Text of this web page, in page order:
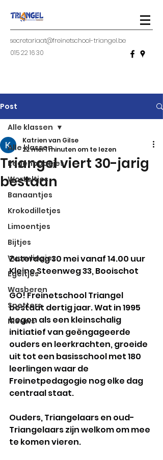
secretariaat@freinetschool-triangel.be
015 22 16 30
Post
Alle klassen
Regenboogjes
Worteltjes
Banaantjes
Krokodilletjes
Limoentjes
Bijtjes
Vuurvliegjes
Egeltjes
Wasberen
Spetters
Nieuws
Alle klassen
Triangel viert 30-jarig
bestaan
Katrien van Gilse
22 mei1 minuten om te lezen
Zaterdag 30 mei vanaf 14.00 uur
Kleine Steenweg 33, Booischot
GO! Freinetschool Triangel
bestaat dertig jaar. Wat in 1995
begon als een kleinschalig
initiatief van geëngageerde
ouders en leerkrachten, groeide
uit tot een basisschool met 180
leerlingen waar de
Freinetpedagogie nog elke dag
centraal staat.
Ouders, Triangelaars en oud-
Triangelaars zijn welkom om mee
te komen vieren.